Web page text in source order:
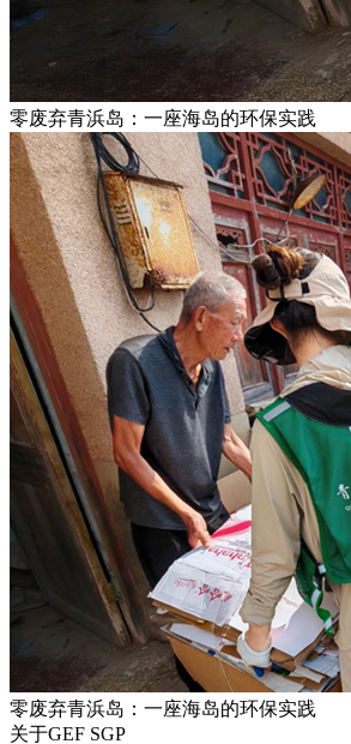
零废弃青浜岛：一座海岛的环保实践
零废弃青浜岛：一座海岛的环保实践
关于GEF SGP